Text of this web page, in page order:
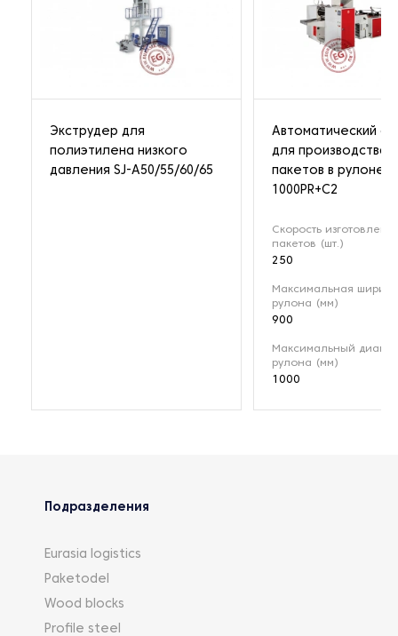
Экструдер для
полиэтилена низкого
давления SJ-A50/55/60/65
Автоматический
для производства
пакетов в рулоне
1000PR+С2
Скорость
пакетов (шт.)
250
Максимальная
рулона (мм)
900
Максимальный
рулона (мм)
1000
Подразделения
Eurasia logistics
Paketodel
Wood blocks
Profile steel